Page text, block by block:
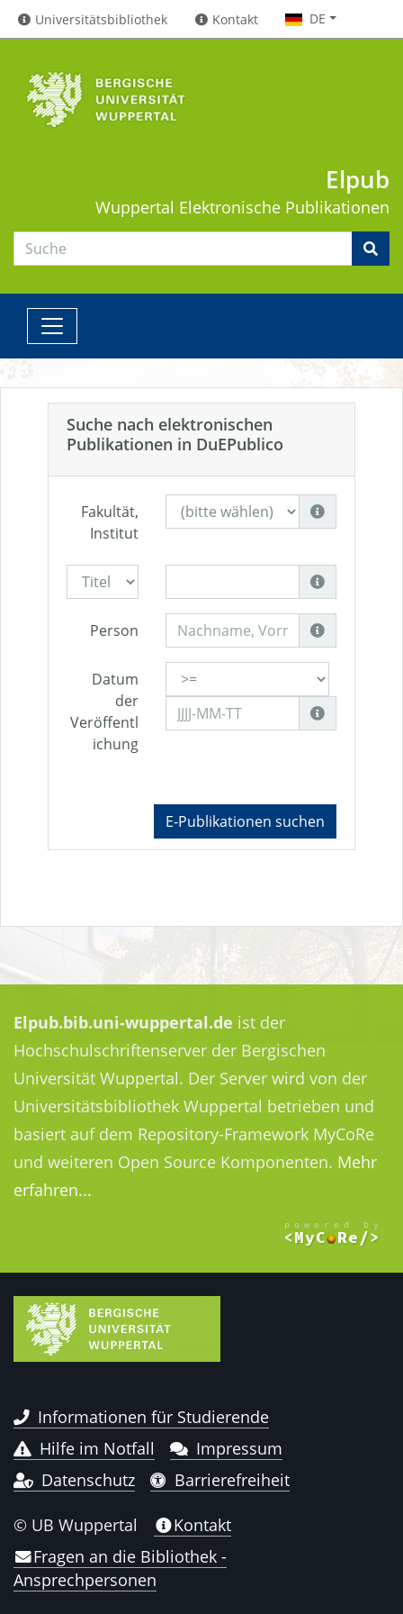
Universitätsbibliothek Kontakt DE
Elpub
Wuppertal Elektronische Publikationen
Suche nach elektronischen
Publikationen in DuEPublico
Fakultät,
Institut
Person
Datum
der
Veröffentl
ichung
E-Publikationen suchen
Elpub.bib.uni-wuppertal.de ist der
Hochschulschriftenserver der Bergischen
Universität Wuppertal. Der Server wird von der
Universitätsbibliothek Wuppertal betrieben und
basiert auf dem Repository-Framework MyCoRe
und weiteren Open Source Komponenten. Mehr
erfahren...
Informationen für Studierende
Hilfe im Notfall
Impressum
Datenschutz
Barrierefreiheit
© UB Wuppertal
Kontakt
Fragen an die Bibliothek -
Ansprechpersonen